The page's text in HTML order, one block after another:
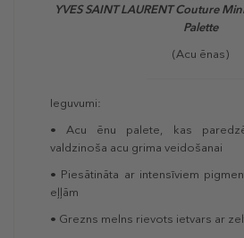
YVES SAINT LAURENT Couture
Palette
(Acu ēnas)
Ieguvumi:
• Acu ēnu palete, kas
valdzinoša acu grima veidošanai
• Piesātināta ar intensīviem
eļļām
• Grezns melns rievots ietvars ar